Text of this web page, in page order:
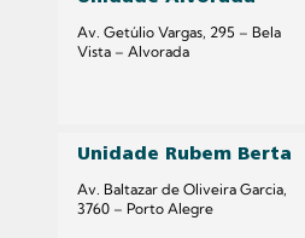
Av. Getúlio Vargas, 295 – Bela
Vista – Alvorada
Unidade Rubem Berta
Av. Baltazar de Oliveira Garcia,
3760 – Porto Alegre